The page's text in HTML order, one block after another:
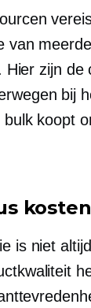
van
Hier zijn de
bij
koopt
kosten
is niet